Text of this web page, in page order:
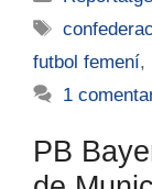
futbol femení,
1
PB